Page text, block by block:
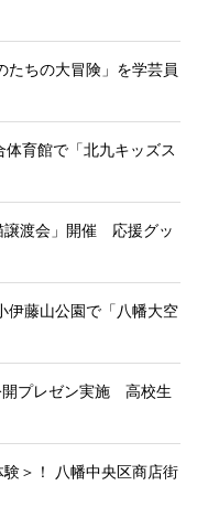
たちの大冒険」を学芸員
育館で「北九キッズス
譲渡会」開催 応援グッ
伊藤山公園で「八幡大空
開プレゼン実施 高校生
＞！ 八幡中央区商店街